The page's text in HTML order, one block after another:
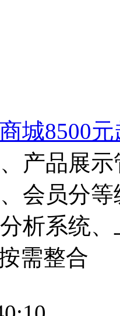
城8500元
产品展
会员分
析系统
需整合